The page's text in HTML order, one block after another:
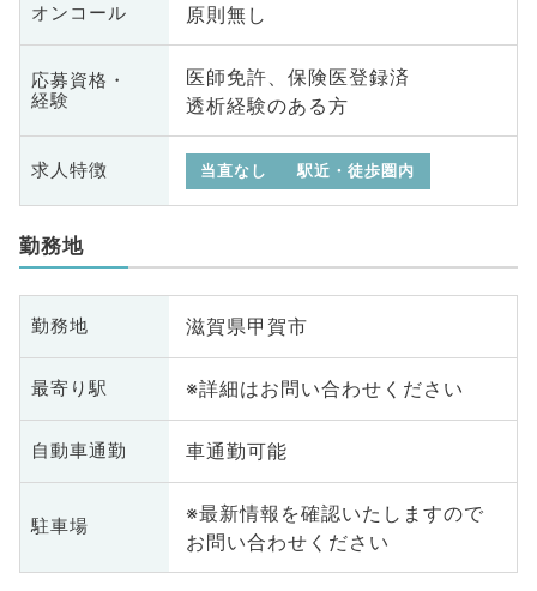
オンコール 原則無し
応募資格・
経験
医師免許、保険医登録済
透析経験のある方
求人特徴 当直なし 駅近・徒歩圏内
勤務地
勤務地 滋賀県甲賀市
最寄り駅 ※詳細はお問い合わせください
自動車通勤 車通勤可能
駐車場
※最新情報を確認いたしますので
お問い合わせください